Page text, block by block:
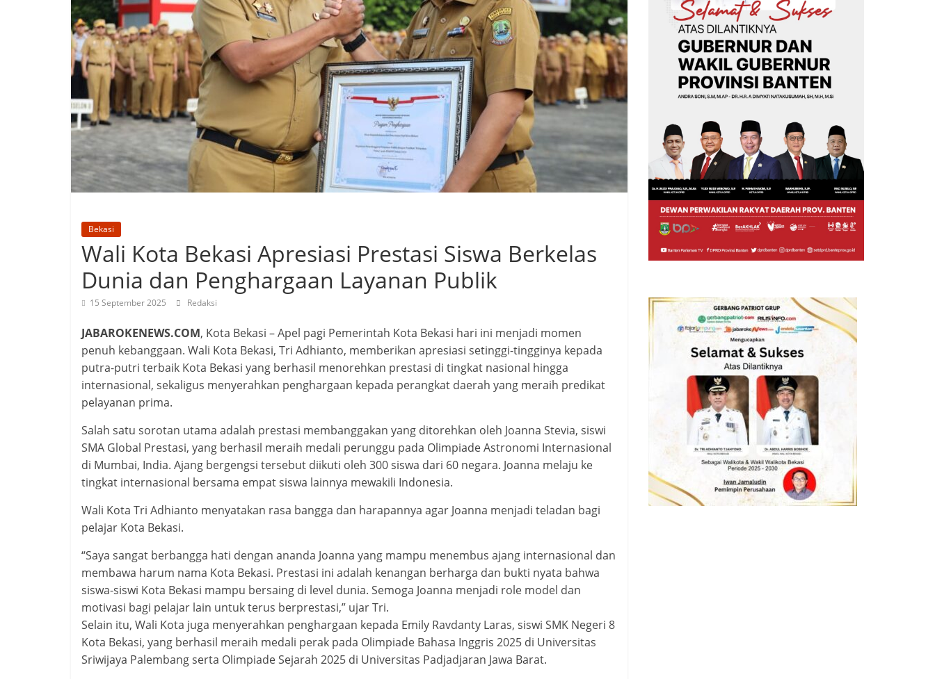
Bekasi
Wali Kota Bekasi Apresiasi Prestasi Siswa Berkelas
Dunia dan Penghargaan Layanan Publik
15 September 2025 Redaksi
JABAROKENEWS.COM, Kota Bekasi – Apel pagi Pemerintah Kota Bekasi hari ini menjadi momen
penuh kebanggaan. Wali Kota Bekasi, Tri Adhianto, memberikan apresiasi setinggi-tingginya kepada
putra-putri terbaik Kota Bekasi yang berhasil menorehkan prestasi di tingkat nasional hingga
internasional, sekaligus menyerahkan penghargaan kepada perangkat daerah yang meraih predikat
pelayanan prima.
Salah satu sorotan utama adalah prestasi membanggakan yang ditorehkan oleh Joanna Stevia, siswi
SMA Global Prestasi, yang berhasil meraih medali perunggu pada Olimpiade Astronomi Internasional
di Mumbai, India. Ajang bergengsi tersebut diikuti oleh 300 siswa dari 60 negara. Joanna melaju ke
tingkat internasional bersama empat siswa lainnya mewakili Indonesia.
Wali Kota Tri Adhianto menyatakan rasa bangga dan harapannya agar Joanna menjadi teladan bagi
pelajar Kota Bekasi.
“Saya sangat berbangga hati dengan ananda Joanna yang mampu menembus ajang internasional dan
membawa harum nama Kota Bekasi. Prestasi ini adalah kenangan berharga dan bukti nyata bahwa
siswa-siswi Kota Bekasi mampu bersaing di level dunia. Semoga Joanna menjadi role model dan
motivasi bagi pelajar lain untuk terus berprestasi,” ujar Tri.
Selain itu, Wali Kota juga menyerahkan penghargaan kepada Emily Ravdanty Laras, siswi SMK Negeri 8
Kota Bekasi, yang berhasil meraih medali perak pada Olimpiade Bahasa Inggris 2025 di Universitas
Sriwijaya Palembang serta Olimpiade Sejarah 2025 di Universitas Padjadjaran Jawa Barat.